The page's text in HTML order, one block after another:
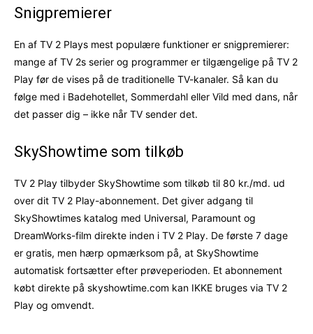
Snigpremierer
En af TV 2 Plays mest populære funktioner er snigpremierer:
mange af TV 2s serier og programmer er tilgængelige på TV 2
Play før de vises på de traditionelle TV-kanaler. Så kan du
følge med i Badehotellet, Sommerdahl eller Vild med dans, når
det passer dig – ikke når TV sender det.
SkyShowtime som tilkøb
TV 2 Play tilbyder SkyShowtime som tilkøb til 80 kr./md. ud
over dit TV 2 Play-abonnement. Det giver adgang til
SkyShowtimes katalog med Universal, Paramount og
DreamWorks-film direkte inden i TV 2 Play. De første 7 dage
er gratis, men hærp opmærksom på, at SkyShowtime
automatisk fortsætter efter prøveperioden. Et abonnement
købt direkte på skyshowtime.com kan IKKE bruges via TV 2
Play og omvendt.